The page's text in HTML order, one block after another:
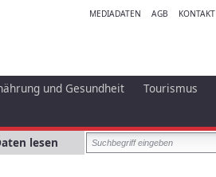
MEDIADATEN AGB KONTAKT
und Gesundheit Tourismus
lesen